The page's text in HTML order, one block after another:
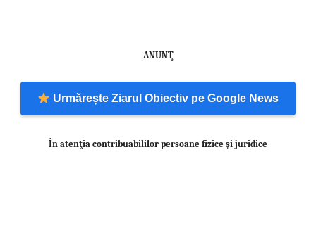
ANUNŢ
Urmărește Ziarul Obiectiv pe Google News
În atenţia contribuabililor persoane fizice şi juridice